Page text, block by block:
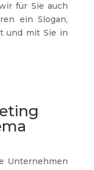
für Sie auch
ein Slogan,
und mit Sie in
Unternehmen